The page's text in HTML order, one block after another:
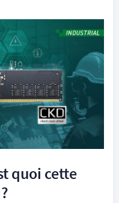
quoi cette